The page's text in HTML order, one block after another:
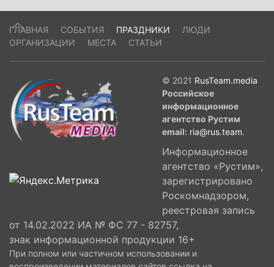
ГЛАВНАЯ СОБЫТИЯ ПРАЗДНИКИ
ЛЮДИ
ОРГАНИЗАЦИИ
МЕСТА СТАТЬИ
© 2021 RusTeam.media
Российское
информационное
агентство Рустим
email: ria@rus.team.
Информационное
агентство «Рустим»,
зарегистрировано
Роскомнадзором,
реестровая запись
от 14.02.2022 ИА № ФС 77 - 82757,
знак информационной продукции 16+
При полном или частичном использовании и